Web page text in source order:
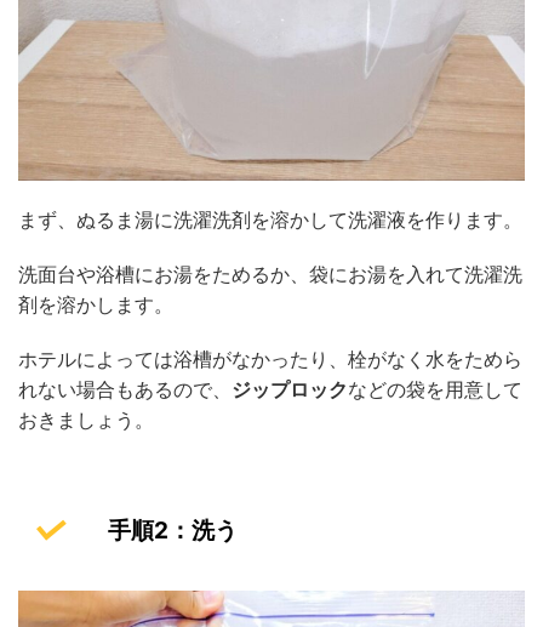
まず、ぬるま湯に洗濯洗剤を溶かして洗濯液を作ります。
洗面台や浴槽にお湯をためるか、袋にお湯を入れて洗濯洗
剤を溶かします。
ホテルによっては浴槽がなかったり、栓がなく水をためら
れない場合もあるので、 ジップロックなどの袋を用意して
おきましょう。
手順2：洗う